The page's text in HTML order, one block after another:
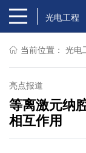
光电工程
当前位置： 光电
亮点报道
等离激元纳
相互作用